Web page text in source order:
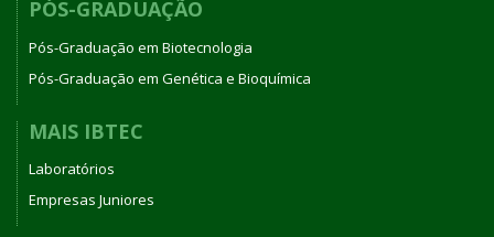
PÓS-GRADUAÇÃO
Pós-Graduação em Biotecnologia
Pós-Graduação em Genética e Bioquímica
MAIS IBTEC
Laboratórios
Empresas Juniores